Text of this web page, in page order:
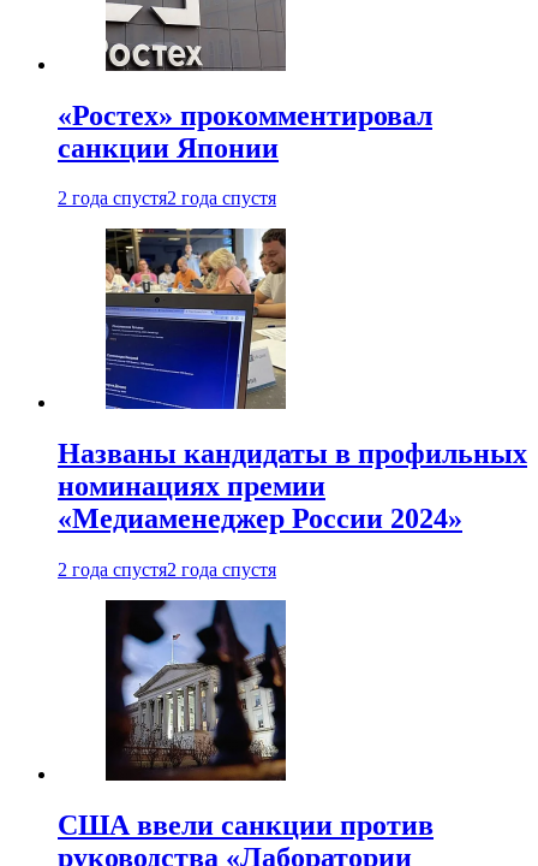
«Ростех» прокомментировал
санкции Японии
2 года спустя2 года спустя
Названы кандидаты в профильных
номинациях премии
«Медиаменеджер России 2024»
2 года спустя2 года спустя
США ввели санкции против
руководства «Лаборатории